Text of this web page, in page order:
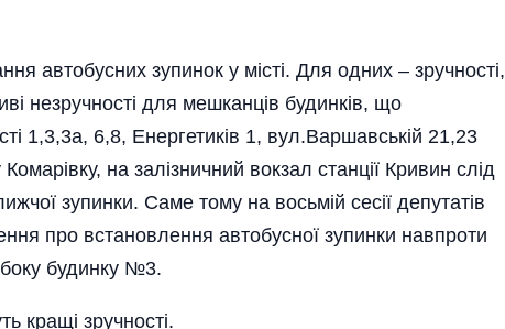
автобусних зупинок у місті. Для одних – зручності,
незручності для мешканців будинків, що
1,3,3а, 6,8, Енергетиків 1, вул.Варшавській 21,23
на залізничний вокзал станції Кривин слід
зупинки. Саме тому на восьмій сесії депутатів
про встановлення автобусної зупинки навпроти
будинку №3.
кращі зручності.